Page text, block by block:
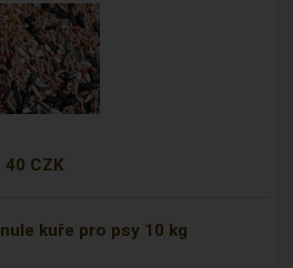
40 CZK
kuře pro psy 10 kg